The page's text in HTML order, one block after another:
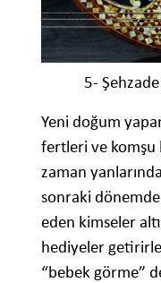
5-
Yeni doğum
fertleri ve komşu
zaman
sonraki
eden kimseler
hediyeler
“bebek görme”